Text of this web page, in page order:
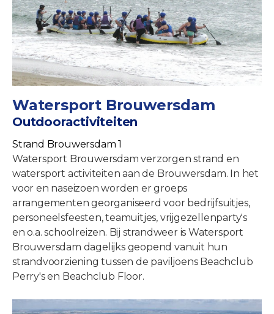
Watersport Brouwersdam
Outdooractiviteiten
Strand Brouwersdam 1
Watersport Brouwersdam verzorgen strand en
watersport activiteiten aan de Brouwersdam. In het
voor en naseizoen worden er groeps
arrangementen georganiseerd voor bedrijfsuitjes,
personeelsfeesten, teamuitjes, vrijgezellenparty's
en o.a. schoolreizen. Bij strandweer is Watersport
Brouwersdam dagelijks geopend vanuit hun
strandvoorziening tussen de paviljoens Beachclub
Perry's en Beachclub Floor.